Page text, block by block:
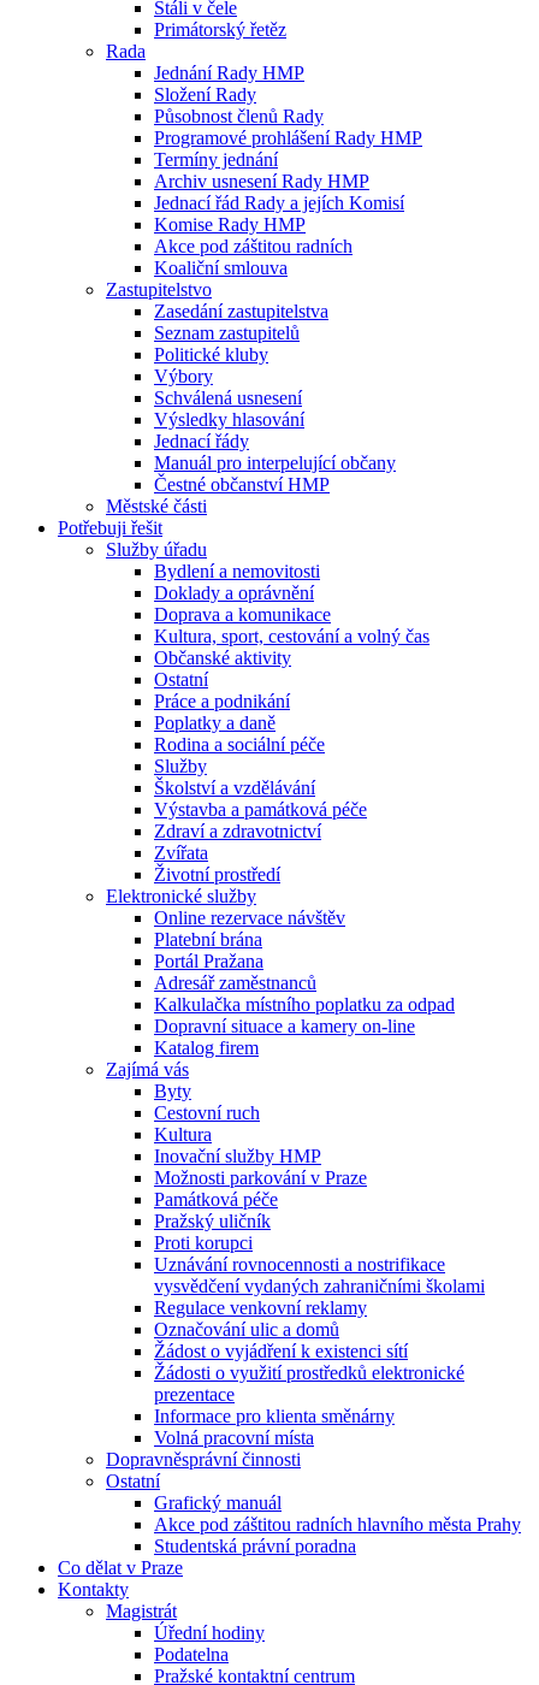
Stáli v čele
Primátorský řetěz
Rada
Jednání Rady HMP
Složení Rady
Působnost členů Rady
Programové prohlášení Rady HMP
Termíny jednání
Archiv usnesení Rady HMP
Jednací řád Rady a jejích Komisí
Komise Rady HMP
Akce pod záštitou radních
Koaliční smlouva
Zastupitelstvo
Zasedání zastupitelstva
Seznam zastupitelů
Politické kluby
Výbory
Schválená usnesení
Výsledky hlasování
Jednací řády
Manuál pro interpelující občany
Čestné občanství HMP
Městské části
Potřebuji řešit
Služby úřadu
Bydlení a nemovitosti
Doklady a oprávnění
Doprava a komunikace
Kultura, sport, cestování a volný čas
Občanské aktivity
Ostatní
Práce a podnikání
Poplatky a daně
Rodina a sociální péče
Služby
Školství a vzdělávání
Výstavba a památková péče
Zdraví a zdravotnictví
Zvířata
Životní prostředí
Elektronické služby
Online rezervace návštěv
Platební brána
Portál Pražana
Adresář zaměstnanců
Kalkulačka místního poplatku za odpad
Dopravní situace a kamery on-line
Katalog firem
Zajímá vás
Byty
Cestovní ruch
Kultura
Inovační služby HMP
Možnosti parkování v Praze
Památková péče
Pražský uličník
Proti korupci
Uznávání rovnocennosti a nostrifikace
vysvědčení vydaných zahraničními školami
Regulace venkovní reklamy
Označování ulic a domů
Žádost o vyjádření k existenci sítí
Žádosti o využití prostředků elektronické
prezentace
Informace pro klienta směnárny
Volná pracovní místa
Dopravněsprávní činnosti
Ostatní
Grafický manuál
Akce pod záštitou radních hlavního města Prahy
Studentská právní poradna
Co dělat v Praze
Kontakty
Magistrát
Úřední hodiny
Podatelna
Pražské kontaktní centrum